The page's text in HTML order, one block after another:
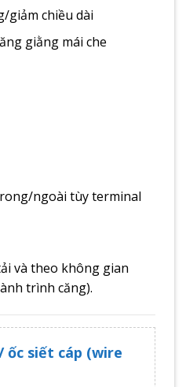
giảm chiều dài
giằng mái che
ngoài tùy terminal
và theo không gian
trình căng).
ốc siết cáp (wire